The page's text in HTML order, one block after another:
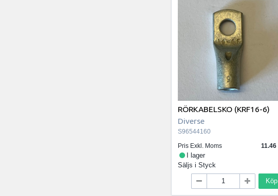
RÖRKABELSKO (KRF16-6)
Diverse
S96544160
Pris Exkl. Moms
11.46
I lager
Säljs iStyck
Köp